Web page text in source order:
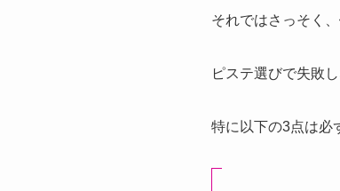
それではさっそく、
ピステ選びで失敗
特に以下の3点は必